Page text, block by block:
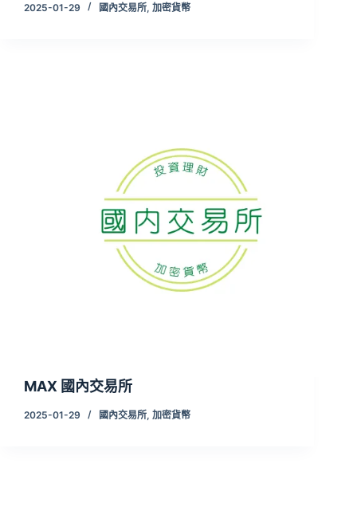
2025-01-29 國內交易所, 加密貨幣
MAX 國內交易所
2025-01-29 國內交易所, 加密貨幣